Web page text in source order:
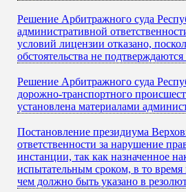
Решение Арбитражного суда
административной
условий лицензии отказано,
обстоятельства не
Решение Арбитражного суда
дорожно-транспортного
установлена материалами
Постановление президиума
ответственности за нарушение
инстанции, так как назначенное
испытательным сроком, в то
чем должно быть указано в